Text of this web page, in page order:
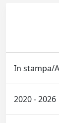
In stampa/
2020 - 2026